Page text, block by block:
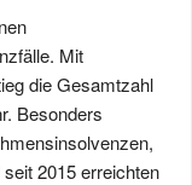
Mit
die Gesamtzahl
Besonders
2015 erreichten